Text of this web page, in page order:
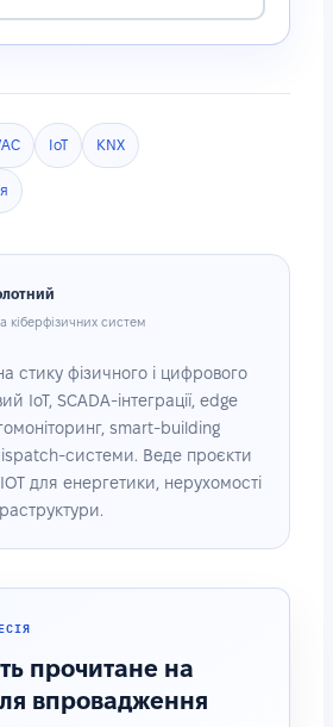
IoT KNX
кіберфізичних систем
стику фізичного і цифрового
IoT, SCADA-інтеграції, edge
smart-building
системи. Веде проєкти
для енергетики, нерухомості
прочитане на
впровадження